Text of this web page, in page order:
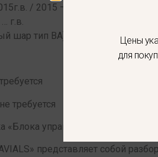
/ 2015 — … г.в.
г.в.
шар тип BА)
требуется
«Блока управления (smart
представляет собой
Цены
для